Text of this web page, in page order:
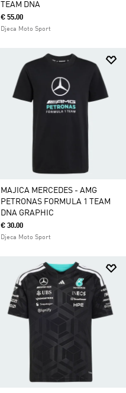
TEAM DNA
€ 55.00
Djeca Moto Sport
MAJICA MERCEDES - AMG
PETRONAS FORMULA 1 TEAM
DNA GRAPHIC
€ 30.00
Djeca Moto Sport